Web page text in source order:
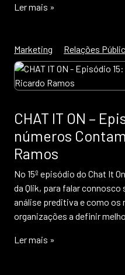
Ler mais »
Marketing Relações
CHAT IT ON –
números
Ramos
No 15º episódio do Chat It
da Qlik, para falar connosco
análise preditiva e como os
organizações a definir
Ler mais »